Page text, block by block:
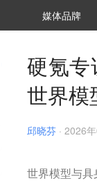
媒体品牌
硬氪
世界模
邱晓芬 · 2026
世界模型与具